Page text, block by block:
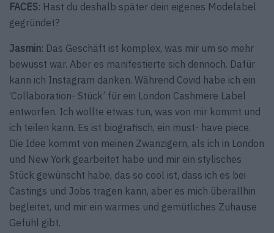
FACES: Hast du deshalb später dein eigenes Modelabel
gegründet?
Jasmin: Das Geschäft ist komplex, was mir um so mehr
bewusst war. Aber es manifestierte sich dennoch. Dafür
kann ich Instagram danken. Während Covid habe ich ein
‘Collaboration- Stück’ für ein London Cashmere Label
entworfen. Ich wollte etwas tun, was von mir kommt und
ich teilen kann. Es ist biografisch, ein must- have piece.
Die Idee kommt von meinen Zwanzigern, als ich in London
und New York gearbeitet habe und mir ein stylisches
Stück gewünscht habe, das so cool ist, dass ich es bei
Castings und Jobs tragen kann, aber es mich überallhin
begleitet, und mir ein warmes und gemütliches Zuhause
Gefühl gibt.